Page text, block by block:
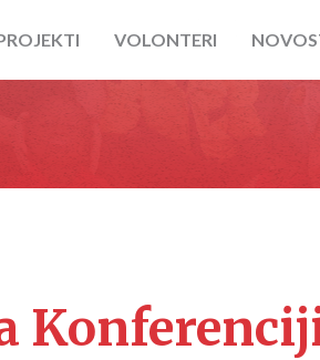
VOLONTERI